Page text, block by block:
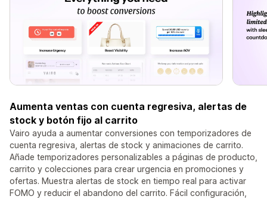
Aumenta ventas con cuenta regresiva, alertas de
stock y botón fijo al carrito
Vairo ayuda a aumentar conversiones con temporizadores de
cuenta regresiva, alertas de stock y animaciones de carrito.
Añade temporizadores personalizables a páginas de producto,
carrito y colecciones para crear urgencia en promociones y
ofertas. Muestra alertas de stock en tiempo real para activar
FOMO y reducir el abandono del carrito. Fácil configuración,